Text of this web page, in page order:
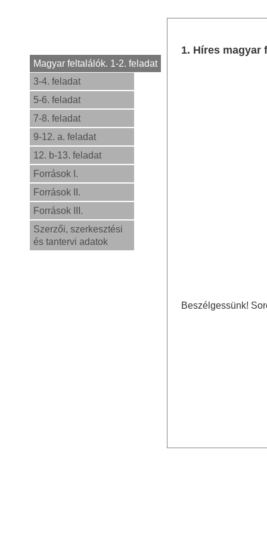
Magyar feltalálók. 1-2. feladat
3-4. feladat
5-6. feladat
7-8. feladat
9-12. a. feladat
12. b-13. feladat
Források I.
Források II.
Források III.
Szerzői, szerkesztési
és tantervi adatok
1. Híres magyar
Beszélgessünk!